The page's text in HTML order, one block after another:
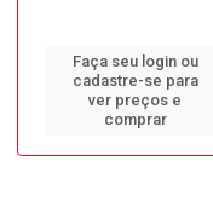
Faça seu login ou
cadastre-se para
ver preços e
comprar